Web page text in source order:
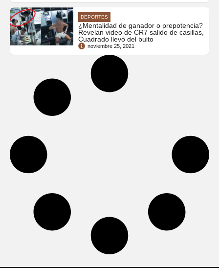
DEPORTES
¿Mentalidad de ganador o prepotencia?
Revelan video de CR7 salido de casillas,
Cuadrado llevó del bulto
noviembre 25, 2021